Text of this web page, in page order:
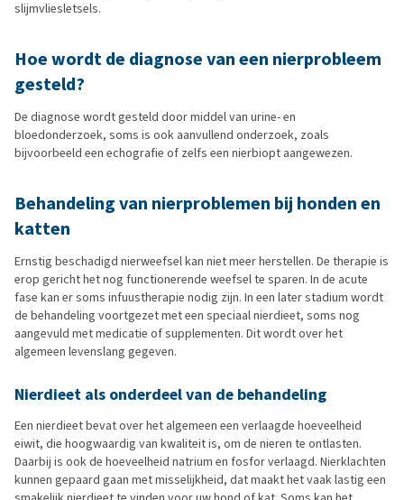
slijmvliesletsels.
Hoe wordt de diagnose van een nierprobleem
gesteld?
De diagnose wordt gesteld door middel van urine- en
bloedonderzoek, soms is ook aanvullend onderzoek, zoals
bijvoorbeeld een echografie of zelfs een nierbiopt aangewezen.
Behandeling van nierproblemen bij honden en
katten
Ernstig beschadigd nierweefsel kan niet meer herstellen. De therapie is
erop gericht het nog functionerende weefsel te sparen. In de acute
fase kan er soms infuustherapie nodig zijn. In een later stadium wordt
de behandeling voortgezet met een speciaal nierdieet, soms nog
aangevuld met medicatie of supplementen. Dit wordt over het
algemeen levenslang gegeven.
Nierdieet als onderdeel van de behandeling
Een nierdieet bevat over het algemeen een verlaagde hoeveelheid
eiwit, die hoogwaardig van kwaliteit is, om de nieren te ontlasten.
Daarbij is ook de hoeveelheid natrium en fosfor verlaagd. Nierklachten
kunnen gepaard gaan met misselijkheid, dat maakt het vaak lastig een